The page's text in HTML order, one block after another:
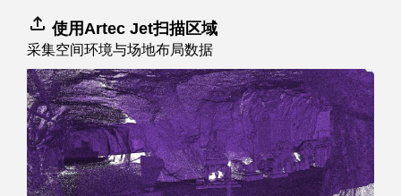
使用Artec Jet扫描区域
采集空间环境与场地布局数据